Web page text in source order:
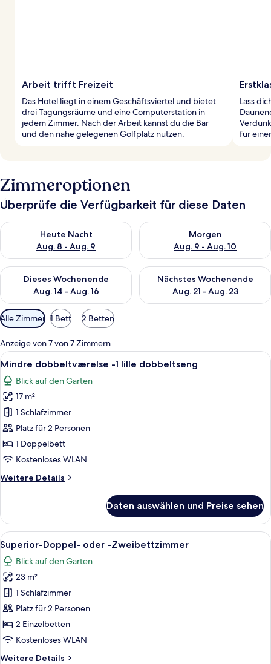
Arbeit trifft Freizeit
Das Hotel liegt in einem Geschäftsviertel und bietet
drei Tagungsräume und eine Computerstation in
jedem Zimmer. Nach der Arbeit kannst du die Bar
und den nahe gelegenen Golfplatz nutzen.
Lass
für
Zimmeroptionen
Überprüfe die Verfügbarkeit für diese Daten
Heute Nacht
Aug. 8 - Aug. 9
Überprüfe die Verfügbarkeit für heute Nacht, Aug. 8 - Aug. 9.
Morgen
Aug. 9 - Aug. 10
Überprüfe die Verfügbarkeit
Dieses Wochenende
Aug. 14 - Aug. 16
Überprüfe die Verfügbarkeit für dieses Wochenende, Aug. 14
Nächstes Wochenende
Aug. 21 - Aug. 23
Überprüfe die Verfügbarkeit
Verfügbare
Filter
für
Zimmer
Alle Zimmer 1 Bett 2 Betten
Anzeige von 7 von 7 Zimmern
Alle
Fotos
für
Mindre
dobbeltværelse
-1
lille
dobbeltseng
Ein Schlafzimmer mit Bett,
6
Mindre dobbeltværelse -1 lille dobbeltseng
Blick auf den Garten
17 m²
1 Schlafzimmer
Platz für 2 Personen
1 Doppelbett
Kostenloses WLAN
Weitere Details
Weitere
dobbeltværelse
-1
lille
dobbeltseng
Daten auswählen und Preise sehen
Alle
Fotos
für
Superior-
Doppel-
oder
-
Zweibettzimmer
Ein Schlafzimmer mit schrägem
18
Superior-Doppel- oder -Zweibettzimmer
Blick auf den Garten
23 m²
1 Schlafzimmer
Platz für 2 Personen
2 Einzelbetten
Kostenloses WLAN
Weitere Details
Weitere